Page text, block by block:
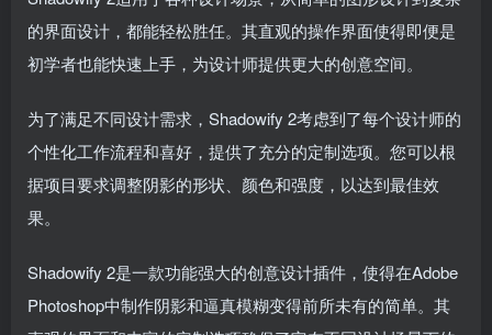
的界面设计，都能轻松胜任。其直观的操作界面使得即便是
初学者也能快速上手，为设计师提供更大的创意空间。
为了满足不同设计需求，Shadowify 2考虑到了每个设计师的
个性化工作流程和喜好，提供了充分的定制选项。您可以根
据项目要求调整阴影的形状、颜色和强度，以达到最佳效
果。
Shadowify 2是一款功能强大的创意设计插件，使得在Adobe
Photoshop中制作阴影和逼真模糊变得前所未有的简单。其